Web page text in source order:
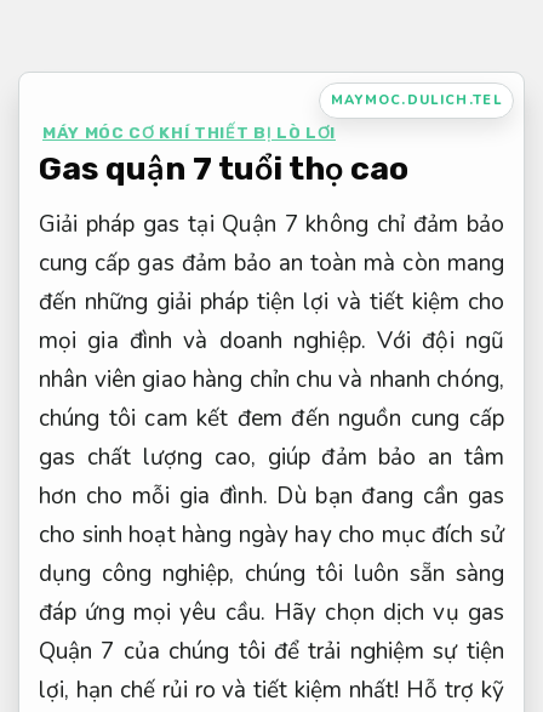
dung
MAYMOC.DULICH.TEL
MÁY MÓC CƠ KHÍ THIẾT BỊ LÒ LƠI
Gas quận 7 tuổi thọ cao
Giải pháp gas tại Quận 7 không chỉ đảm bảo
cung cấp gas đảm bảo an toàn mà còn mang
đến những giải pháp tiện lợi và tiết kiệm cho
mọi gia đình và doanh nghiệp. Với đội ngũ
nhân viên giao hàng chỉn chu và nhanh chóng,
chúng tôi cam kết đem đến nguồn cung cấp
gas chất lượng cao, giúp đảm bảo an tâm
hơn cho mỗi gia đình. Dù bạn đang cần gas
cho sinh hoạt hàng ngày hay cho mục đích sử
dụng công nghiệp, chúng tôi luôn sẵn sàng
đáp ứng mọi yêu cầu. Hãy chọn dịch vụ gas
Quận 7 của chúng tôi để trải nghiệm sự tiện
lợi, hạn chế rủi ro và tiết kiệm nhất! Hỗ trợ kỹ